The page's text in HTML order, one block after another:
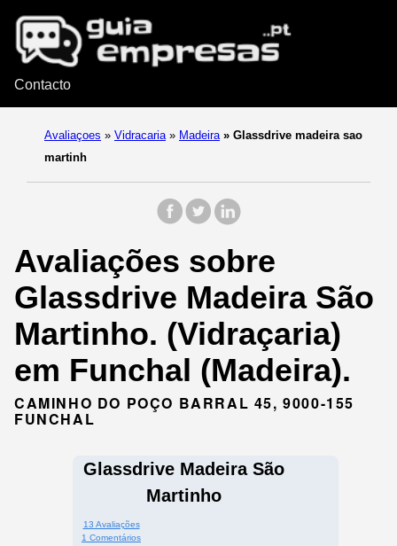
Contacto
Avaliaçoes » Vidracaria » Madeira » Glassdrive madeira sao
martinh
Avaliações sobre
Glassdrive Madeira São
Martinho. (Vidraçaria)
em Funchal (Madeira).
CAMINHO DO POÇO BARRAL 45, 9000-155
FUNCHAL
Glassdrive Madeira São
Martinho
13 Avaliações
1 Comentários